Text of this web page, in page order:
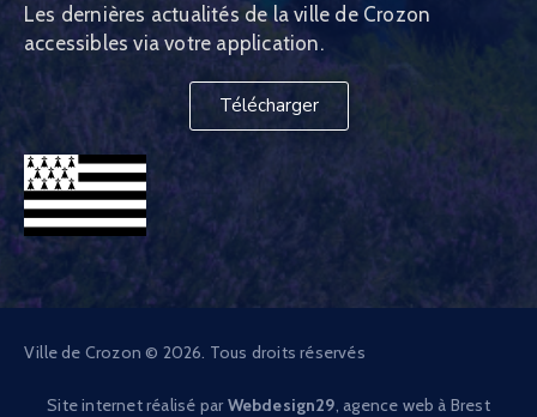
Les dernières actualités de la ville de Crozon
accessibles via votre application.
Télécharger
Ville de Crozon © 2026. Tous droits réservés
Site internet réalisé par Webdesign29 , agence web à Brest